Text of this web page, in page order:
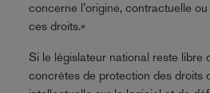
concerne l’origine, contractuelle ou
ces droits.»
Si le législateur national reste libre
concrètes de protection des droits